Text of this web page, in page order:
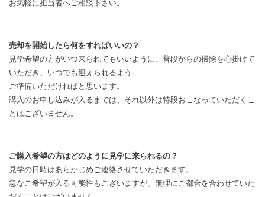
お気軽に担当者へご相談下さい。
売却を開始したら何をすればいいの？
見学希望の方がいつ来られてもいいように、普段からの掃除を心掛けて
いただき、いつでも迎えられるよう
ご準備いただければと思います。
購入のお申し込みが入るまでは、それ以外は特段おこなっていただくこ
とはございません。
ご購入希望の方はどのように見学に来られるの？
見学の日時はあらかじめご連絡させていただきます。
急なご希望が入る可能性もございますが、無理にご都合を合わせていた